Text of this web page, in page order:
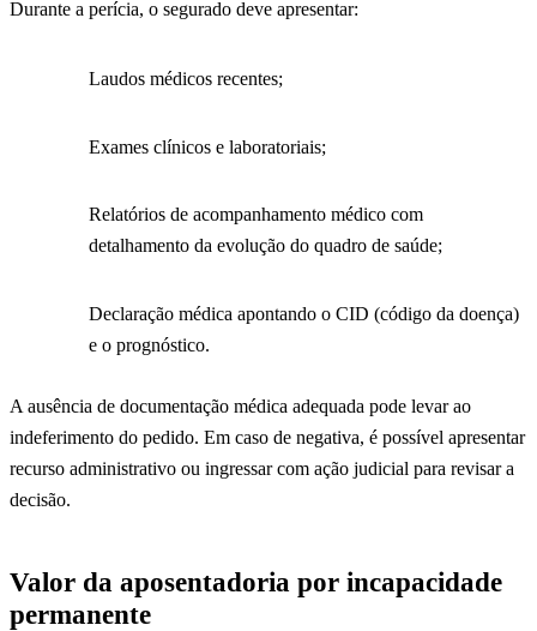
Durante a perícia, o segurado deve apresentar:
Laudos médicos recentes;
Exames clínicos e laboratoriais;
Relatórios de acompanhamento médico com
detalhamento da evolução do quadro de saúde;
Declaração médica apontando o CID (código da doença)
e o prognóstico.
A ausência de documentação médica adequada pode levar ao
indeferimento do pedido. Em caso de negativa, é possível apresentar
recurso administrativo ou ingressar com ação judicial para revisar a
decisão.
Valor da aposentadoria por incapacidade
permanente